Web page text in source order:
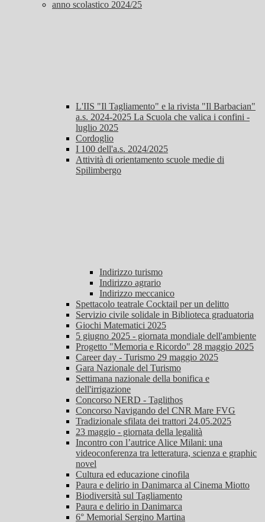
anno scolastico 2024/25
L'IIS "Il Tagliamento" e la rivista "Il Barbacian"
a.s. 2024-2025 La Scuola che valica i confini -
luglio 2025
Cordoglio
I 100 dell'a.s. 2024/2025
Attività di orientamento scuole medie di
Spilimbergo
Indirizzo turismo
Indirizzo agrario
Indirizzo meccanico
Spettacolo teatrale Cocktail per un delitto
Servizio civile solidale in Biblioteca graduatoria
Giochi Matematici 2025
5 giugno 2025 - giornata mondiale dell'ambiente
Progetto "Memoria e Ricordo" 28 maggio 2025
Career day - Turismo 29 maggio 2025
Gara Nazionale del Turismo
Settimana nazionale della bonifica e
dell'irrigazione
Concorso NERD - Taglithos
Concorso Navigando del CNR Mare FVG
Tradizionale sfilata dei trattori 24.05.2025
23 maggio - giornata della legalità
Incontro con l’autrice Alice Milani: una
videoconferenza tra letteratura, scienza e graphic
novel
Cultura ed educazione cinofila
Paura e delirio in Danimarca al Cinema Miotto
Biodiversità sul Tagliamento
Paura e delirio in Danimarca
6° Memorial Sergino Martina